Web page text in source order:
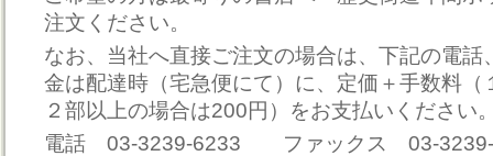
注文ください。
なお、当社へ直接ご注文の場合は、下記の電話
金は配達時（宅急便にて）に、定価＋手数料（
２部以上の場合は200円）をお支払いください
電話 03-3239-6233 ファックス 03-3239-